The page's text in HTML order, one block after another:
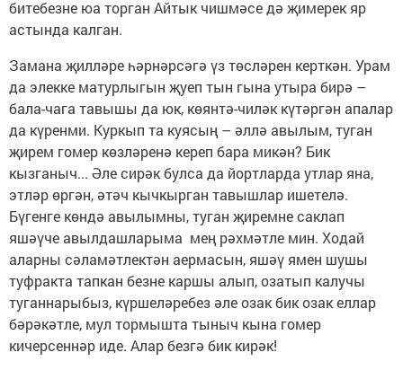
битебезне юа торган Айтык чишмәсе дә җимерек яр
астында калган.
Замана җилләре һәрнәрсәгә үз төсләрен керткән. Урам
да элекке матурлыгын җуеп тын гына утыра бирә –
бала-чага тавышы да юк, көянтә-чиләк күтәргән апалар
да күренми. Куркып та куясың – әллә авылым, туган
җирем гомер көзләренә кереп бара микән? Бик
кызганыч... Әле сирәк булса да йортларда утлар яна,
этләр өргән, әтәч кычкырган тавышлар ишетелә.
Бүгенге көндә авылымны, туган җиремне саклап
яшәүче авылдашларыма мең рәхмәтле мин. Ходай
аларны сәламәтлектән аермасын, яшәү ямен шушы
туфракта тапкан безне каршы алып, озатып калучы
туганнарыбыз, күршеләребез әле озак бик озак еллар
бәрәкәтле, мул тормышта тыныч кына гомер
кичерсеннәр иде. Алар безгә бик кирәк!